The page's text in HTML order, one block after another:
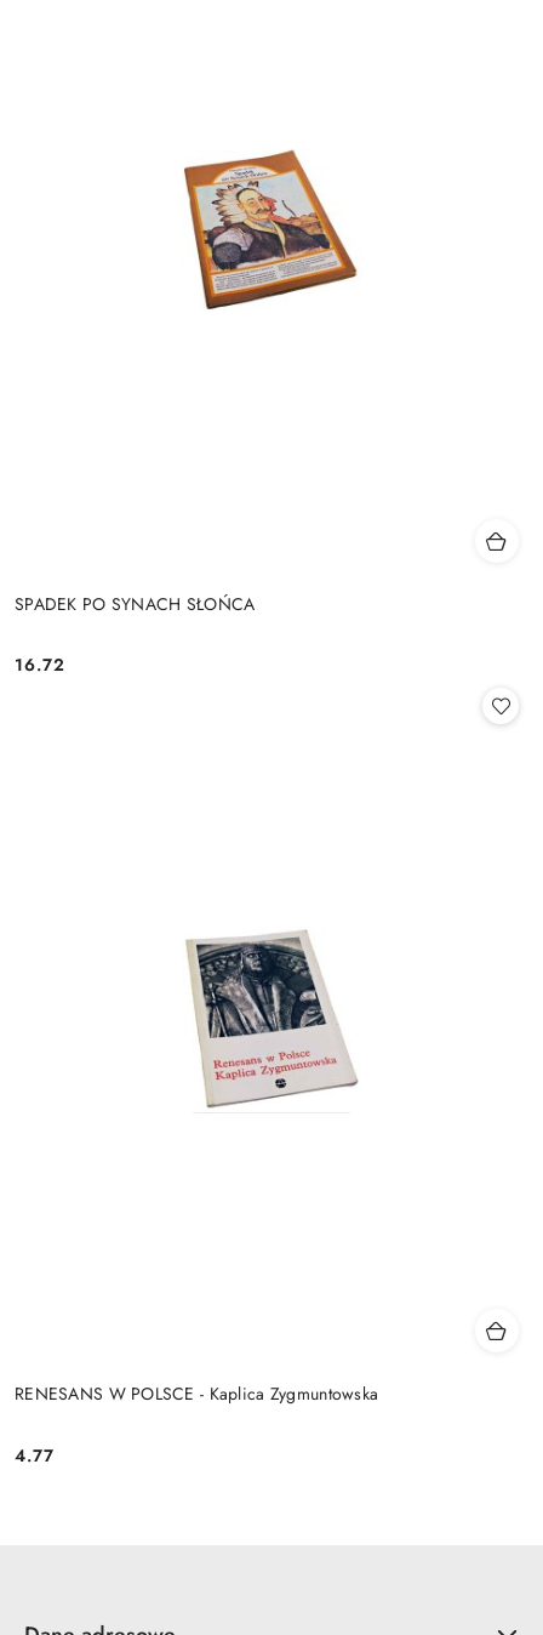
SPADEK PO SYNACH SŁOŃCA
Cena:
16.72
RENESANS W POLSCE - Kaplica Zygmuntowska
Cena:
4.77